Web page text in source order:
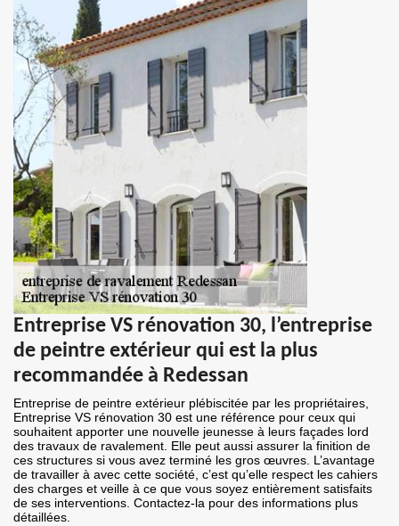
Entreprise VS rénovation 30, l’entreprise
de peintre extérieur qui est la plus
recommandée à Redessan
Entreprise de peintre extérieur plébiscitée par les propriétaires,
Entreprise VS rénovation 30 est une référence pour ceux qui
souhaitent apporter une nouvelle jeunesse à leurs façades lord
des travaux de ravalement. Elle peut aussi assurer la finition de
ces structures si vous avez terminé les gros œuvres. L’avantage
de travailler à avec cette société, c’est qu’elle respect les cahiers
des charges et veille à ce que vous soyez entièrement satisfaits
de ses interventions. Contactez-la pour des informations plus
détaillées.